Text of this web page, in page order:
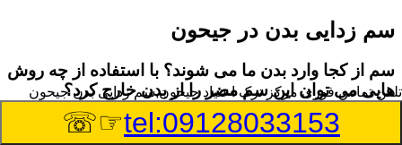
سم زدایی بدن در جیحون
سم از کجا وارد بدن ما می شوند؟ با استفاده از چه روش
هایی می توان این سم مضر را از بدن خارج کرد؟
بطور کلی سم موجود در بدن به دو گروه عمده تقسیم می
تلفن تماس فوریمرکز ترک اعتیاد جیحون,سم زدایی بدن جیحون
tel:09128033153
☞☏